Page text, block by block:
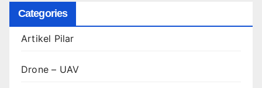
Categories
Artikel Pilar
Drone – UAV